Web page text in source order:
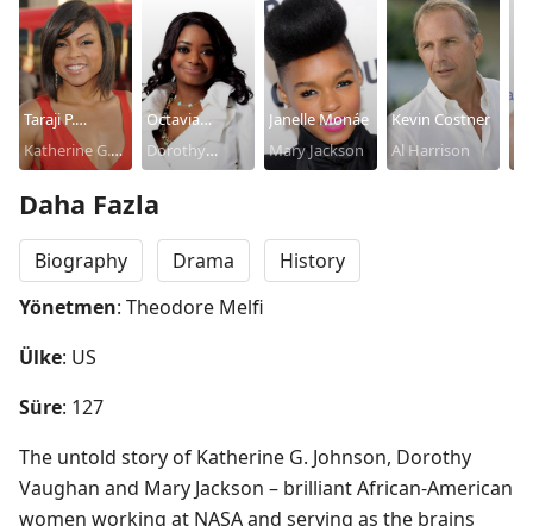
Taraji P.
Henson
Katherine G.
Octavia
Spencer
Dorothy
Janelle Monáe
Mary Jackson
Kevin Costner
Al Harrison
Daha Fazla
Biography Drama
History
Yönetmen: Theodore Melfi
Ülke: US
Süre: 127
The untold story of Katherine G. Johnson, Dorothy
Vaughan and Mary Jackson – brilliant African-American
women working at NASA and serving as the brains